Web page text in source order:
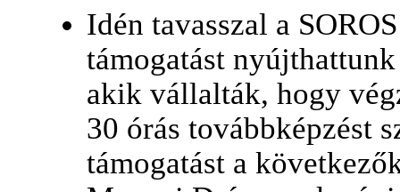
Idén tavasszal a
támogatást
akik vállalták, hogy
30 órás továbbképzést
támogatást a